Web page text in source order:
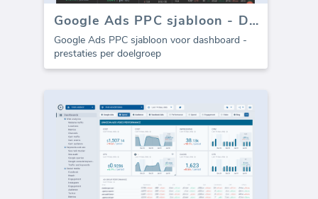
Google Ads PPC sjabloon - Doelgroep
Google Ads PPC sjabloon voor dashboard -
prestaties per doelgroep